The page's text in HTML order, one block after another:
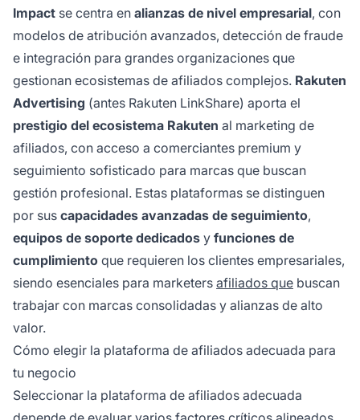
Impact se centra en alianzas de nivel empresarial, con
modelos de atribución avanzados, detección de fraude
e integración para grandes organizaciones que
gestionan ecosistemas de afiliados complejos. Rakuten
Advertising (antes Rakuten LinkShare) aporta el
prestigio del ecosistema Rakuten al marketing de
afiliados, con acceso a comerciantes premium y
seguimiento sofisticado para marcas que buscan
gestión profesional. Estas plataformas se distinguen
por sus capacidades avanzadas de seguimiento,
equipos de soporte dedicados y funciones de
cumplimiento que requieren los clientes empresariales,
siendo esenciales para marketers afiliados que buscan
trabajar con marcas consolidadas y alianzas de alto
valor.
Cómo elegir la plataforma de afiliados adecuada para
tu negocio
Seleccionar la plataforma de afiliados adecuada